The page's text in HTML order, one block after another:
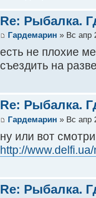
Re: Рыбалка.
Гардемарин » Вс апр
есть не плохие
съездить на
Re: Рыбалка.
Гардемарин » Вс апр
ну или вот
http://
Re: Рыбалка.